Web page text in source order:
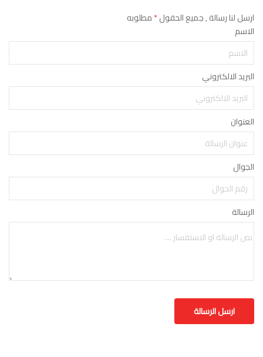
ارسل لنا رسالة , جميع الحقول*مطلوبه
الاسم
البريد الالكتروني
العنوان
الجوال
الرسالة